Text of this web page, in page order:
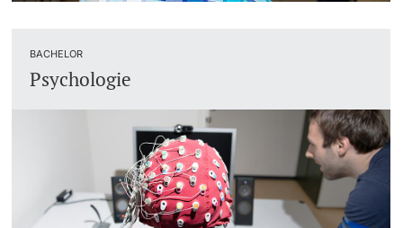
BACHELOR
Psychologie